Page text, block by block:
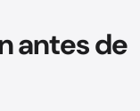
antes de